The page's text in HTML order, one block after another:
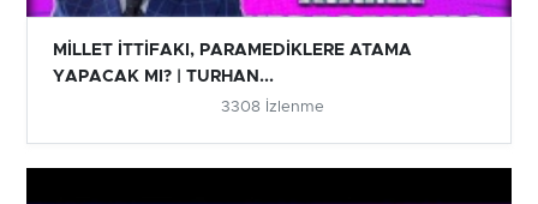
MİLLET İTTİFAKI, PARAMEDİKLERE ATAMA
YAPACAK MI? | TURHAN...
3308 İzlenme